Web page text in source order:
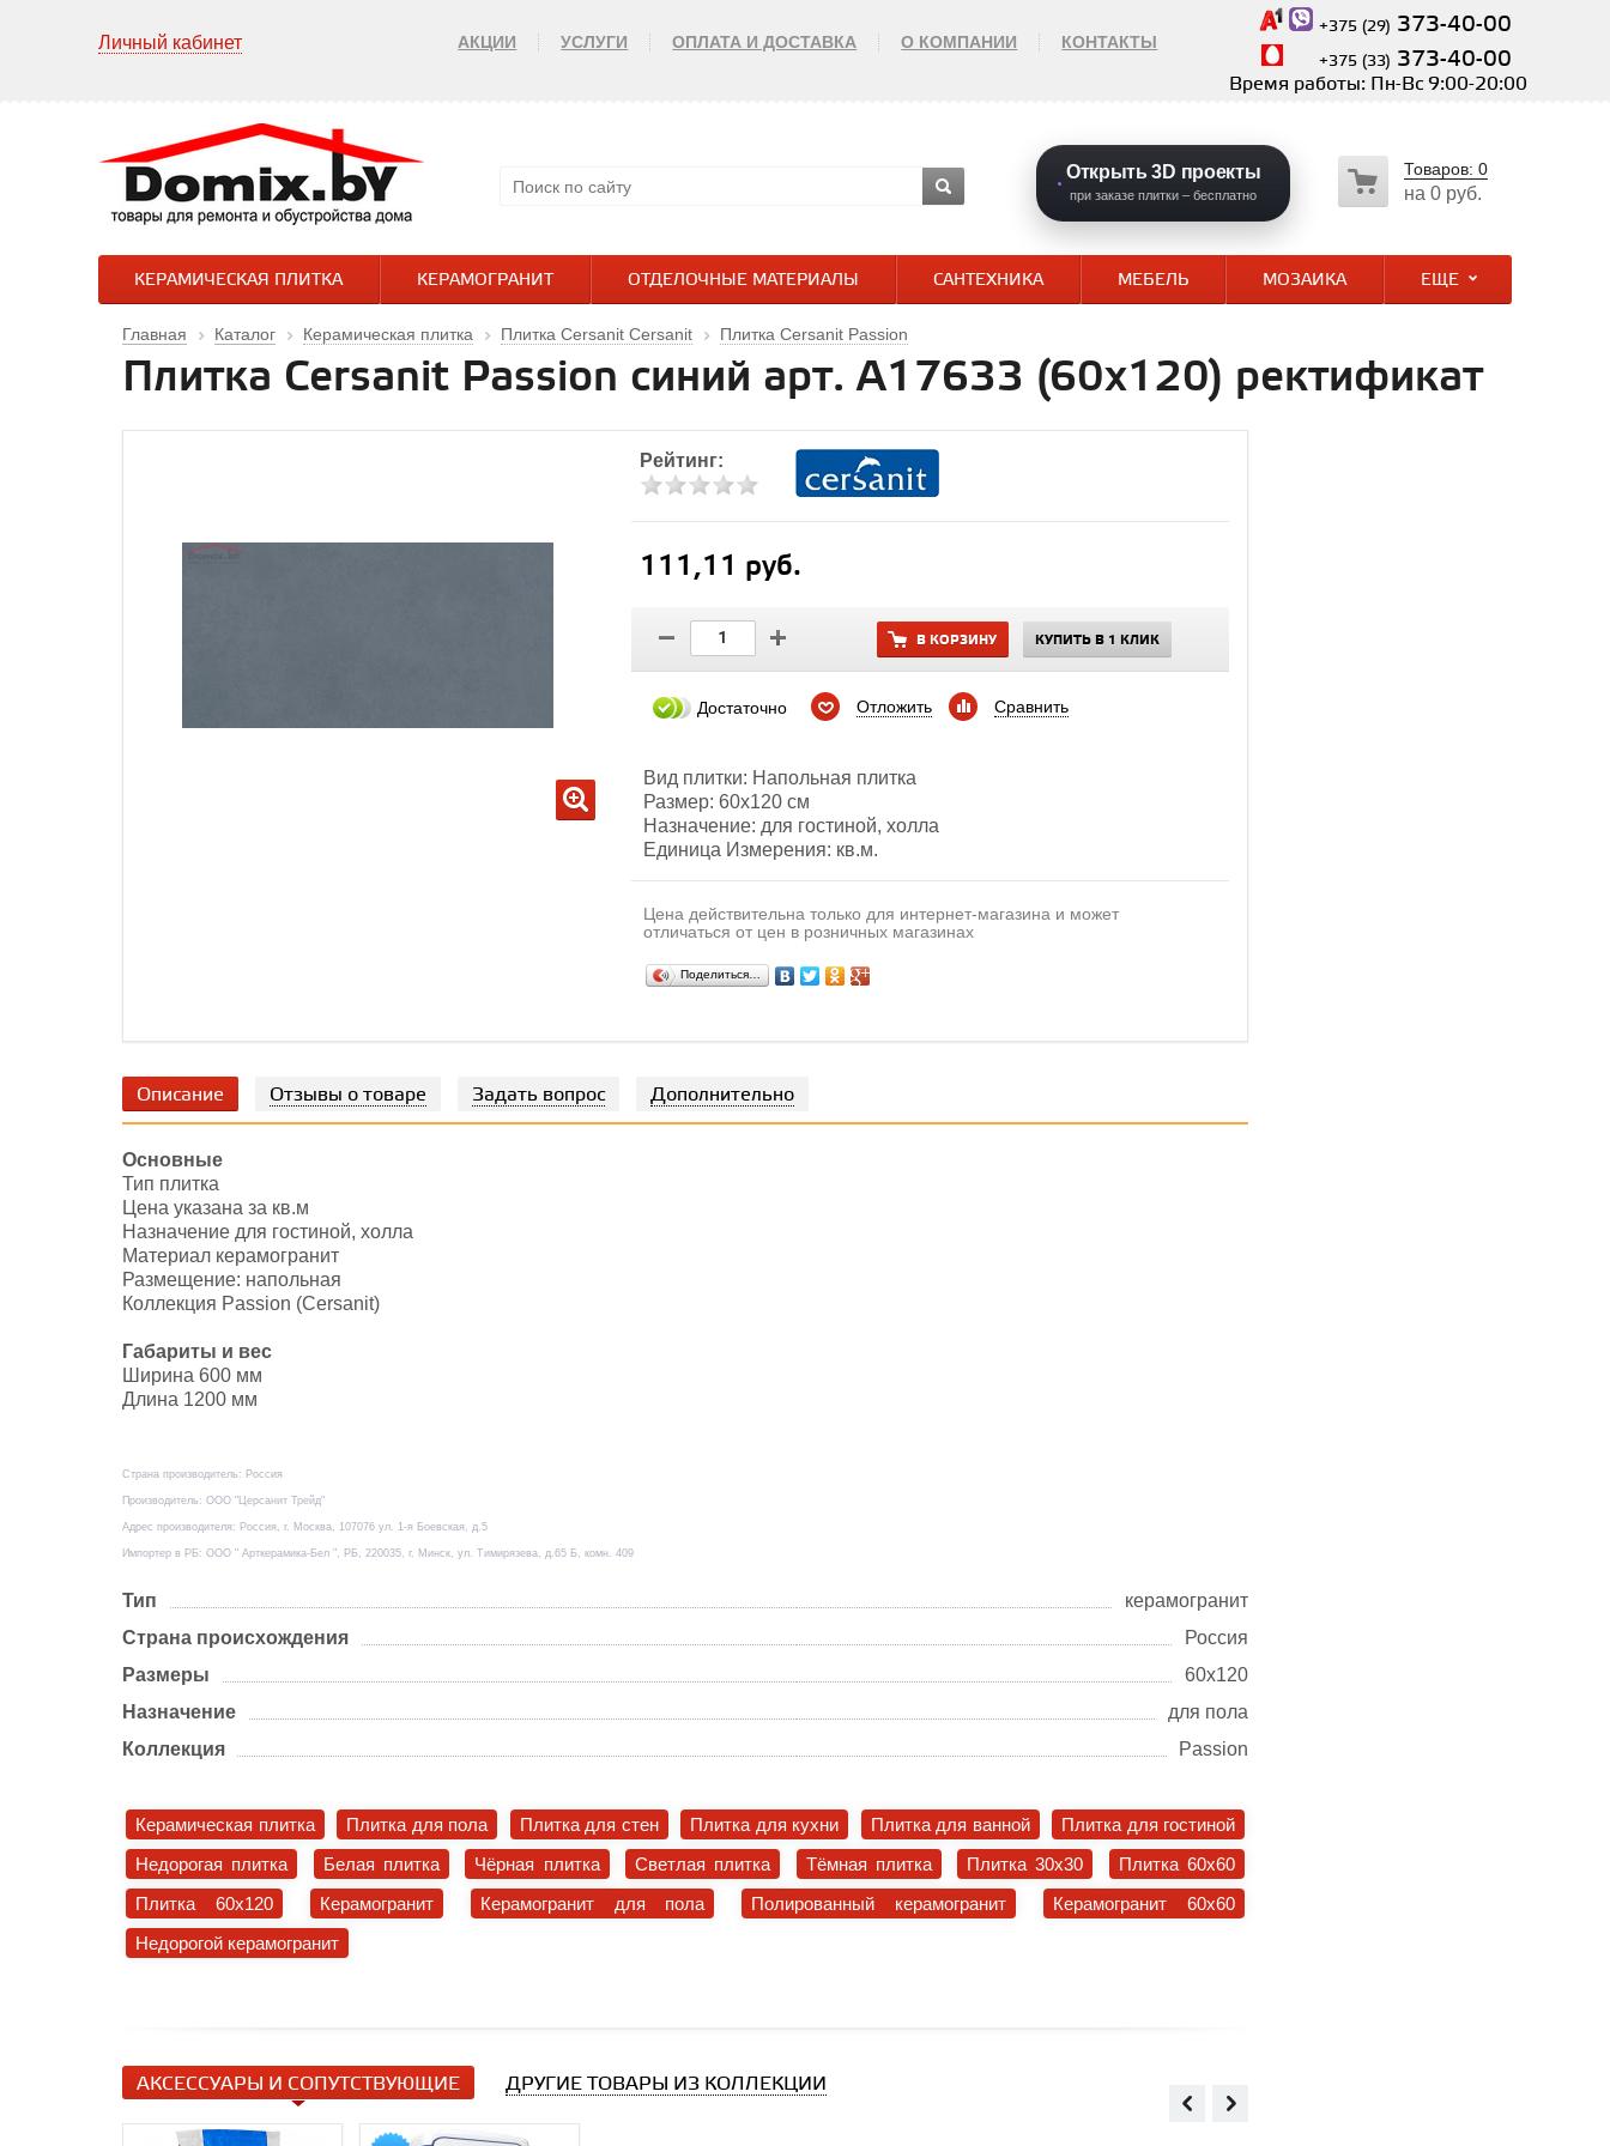
Личный кабинет АКЦИИ УСЛУГИ ОПЛАТА И ДОСТАВКА О КОМПАНИИ КОНТАКТЫ
+375 (29) 373-40-00
+375 (33) 373-40-00
Время работы: Пн-Вс 9:00-20:00
Открыть 3D проекты
при заказе плитки – бесплатно
Товаров: 0
на 0 руб.
КЕРАМИЧЕСКАЯ ПЛИТКА КЕРАМОГРАНИТ ОТДЕЛОЧНЫЕ МАТЕРИАЛЫ САНТЕХНИКА МЕБЕЛЬ МОЗАИКА ЕЩЕ
Главная Каталог Керамическая плитка Плитка Cersanit Cersanit Плитка Cersanit Passion
Плитка Cersanit Passion синий арт. A17633 (60x120) ректификат
Рейтинг:
111,11 руб.
В КОРЗИНУ КУПИТЬ В 1 КЛИК
Достаточно Отложить Сравнить
Вид плитки: Напольная плитка
Размер: 60х120 см
Назначение: для гостиной, холла
Единица Измерения: кв.м.
Цена действительна только для интернет-магазина и может
отличаться от цен в розничных магазинах
Поделиться…
Описание Отзывы о товаре Задать вопрос Дополнительно
Основные
Тип плитка
Цена указана за кв.м
Назначение для гостиной, холла
Материал керамогранит
Размещение: напольная
Коллекция Passion (Cersanit)
Габариты и вес
Ширина 600 мм
Длина 1200 мм
Страна производитель: Россия
Производитель: ООО "Церсанит Трейд"
Адрес производителя: Россия, г. Москва, 107076 ул. 1-я Боевская, д.5
Импортер в РБ: ООО " Арткерамика-Бел ", РБ, 220035, г. Минск, ул. Тимирязева, д.65 Б, комн. 409
Тип
керамогранит
Страна происхождения
Россия
Размеры
60х120
Назначение
для пола
Коллекция
Passion
Керамическая плитка Плитка для пола Плитка для стен Плитка для кухни Плитка для ванной
Плитка для гостиной
Недорогая плитка
Белая плитка Чёрная плитка Светлая плитка Тёмная плитка Плитка 30x30
Плитка 60x60
Плитка 60x120
Керамогранит Керамогранит для пола Полированный керамогранит
Керамогранит 60x60
Недорогой керамогранит
АКСЕССУАРЫ И СОПУТСТВУЮЩИЕ ДРУГИЕ ТОВАРЫ ИЗ КОЛЛЕКЦИИ